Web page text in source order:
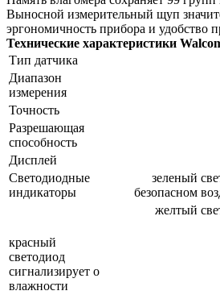
Выносной измерительный щуп
эргономичность прибора и удобство
Технические характеристики
Тип датчика
Диапазон
измерения
Точность
Разрешающая
способность
Дисплей
Светодиодные
индикаторы
зеленый
безопасном
желтый
красный
светодиод
сигнализирует о
влажности